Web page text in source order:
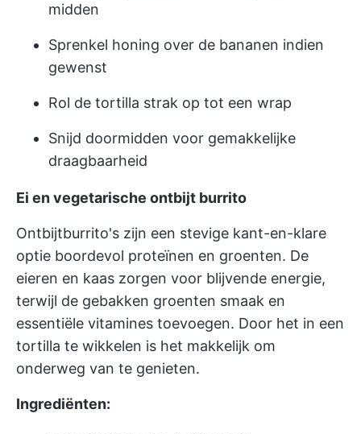
midden
Sprenkel honing over de bananen indien
gewenst
Rol de tortilla strak op tot een wrap
Snijd doormidden voor gemakkelijke
draagbaarheid
Ei en vegetarische ontbijt burrito
Ontbijtburrito's zijn een stevige kant-en-klare
optie boordevol proteïnen en groenten. De
eieren en kaas zorgen voor blijvende energie,
terwijl de gebakken groenten smaak en
essentiële vitamines toevoegen. Door het in een
tortilla te wikkelen is het makkelijk om
onderweg van te genieten.
Ingrediënten: